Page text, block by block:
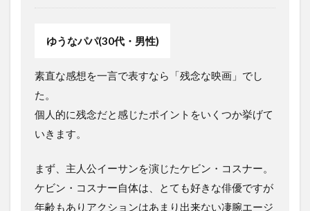
ゆうなパパ(30代・男性)
素直な感想を一言で表すなら「残念な映画」でし
た。
個人的に残念だと感じたポイントをいくつか挙げて
いきます。
まず、主人公イーサンを演じたケビン・コスナー。
ケビン・コスナー自体は、とても好きな俳優ですが
年齢もありアクションはあまり出来ない凄腕エージ